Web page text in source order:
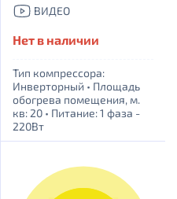
ВИДЕО
Нет в наличии
Тип компрессора:
Инверторный • Площадь
обогрева помещения, м.
кв: 20 • Питание: 1 фаза -
220Вт